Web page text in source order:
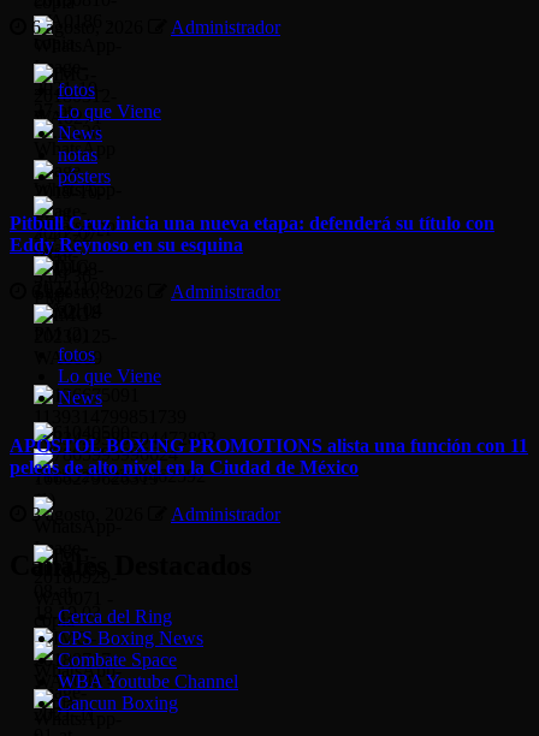
6 agosto, 2026 Administrador
fotos
Lo que Viene
News
notas
pósters
Pitbull Cruz inicia una nueva etapa: defenderá su título con
Eddy Reynoso en su esquina
Administrador
fotos
Lo que Viene
News
APÓSTOL BOXING PROMOTIONS alista una función con 11
peleas de alto nivel en la Ciudad de México
3 agosto, 2026 Administrador
Canales Destacados
Cerca del Ring
CPS Boxing News
Combate Space
WBA Youtube Channel
Cancun Boxing